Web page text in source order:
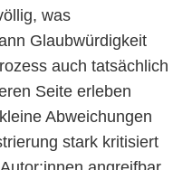
was
Glaubwürdigkeit
auch tatsächlich
Seite erleben
Abweichungen
stark kritisiert